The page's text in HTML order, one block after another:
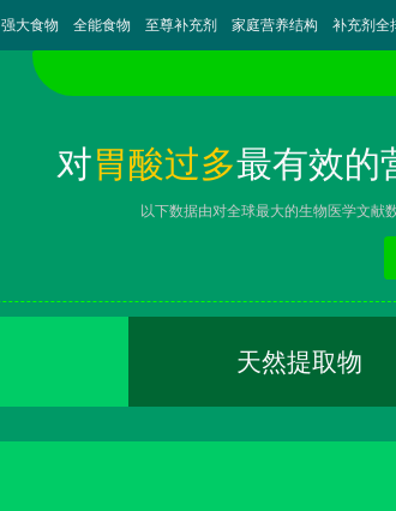
强大食物 全能食物 至尊补充剂 家庭营养结构 补充剂全
对胃酸过多最有效的
以下数据由对全球最大的生物医学文献
天然提取物